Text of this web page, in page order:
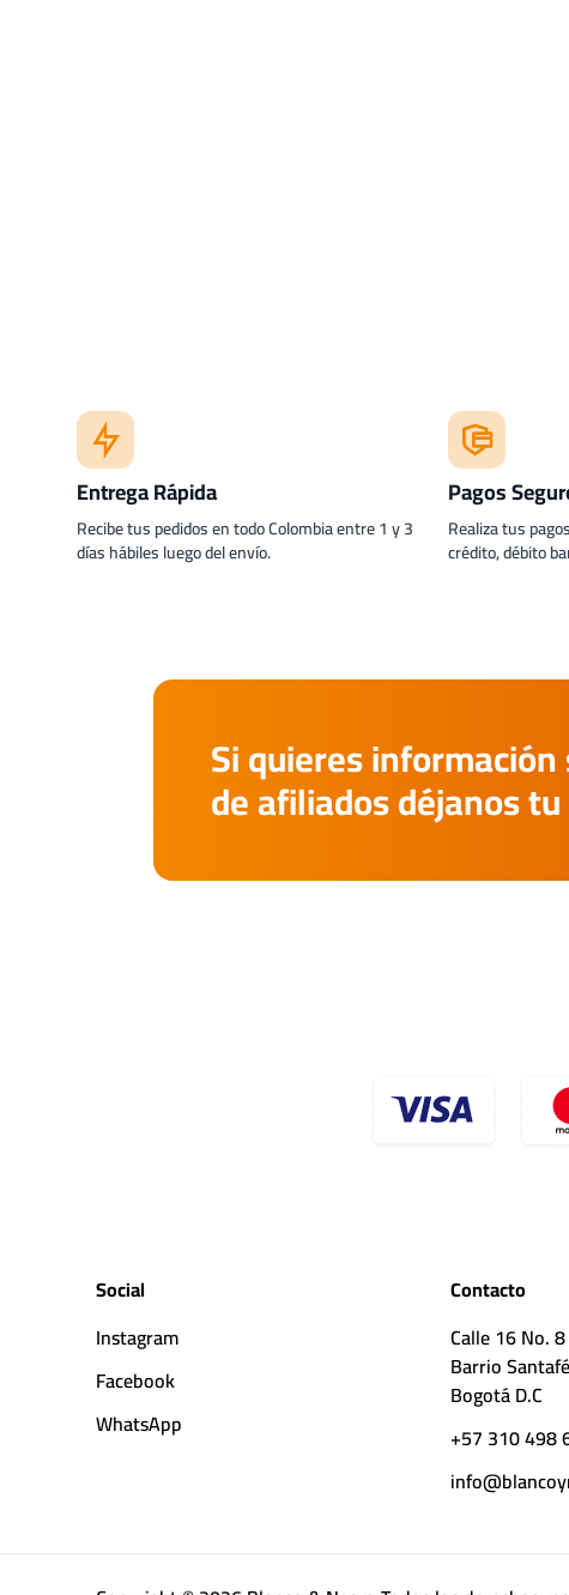
Entrega Rápida
Recibe tus pedidos en todo Colombia entre 1 y 3
días hábiles luego del envío.
Pagos
Realiza tus
crédito, débito
Si quieres
de afiliados déjanos
Social
Instagram
Facebook
WhatsApp
Contacto
Calle 16 No.
Barrio
Bogotá D.C
+57 310 498